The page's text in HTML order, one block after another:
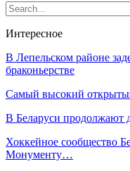
Интересное
В Лепельском районе
браконьерстве
Самый высокий
В Беларуси продолжают
Хоккейное сообщество
Монументу…